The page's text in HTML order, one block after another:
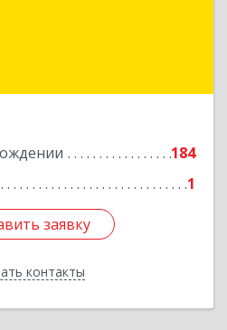
184
1
заявку
контакты
обл, Ялуторовский р-н,
заявку
Назад